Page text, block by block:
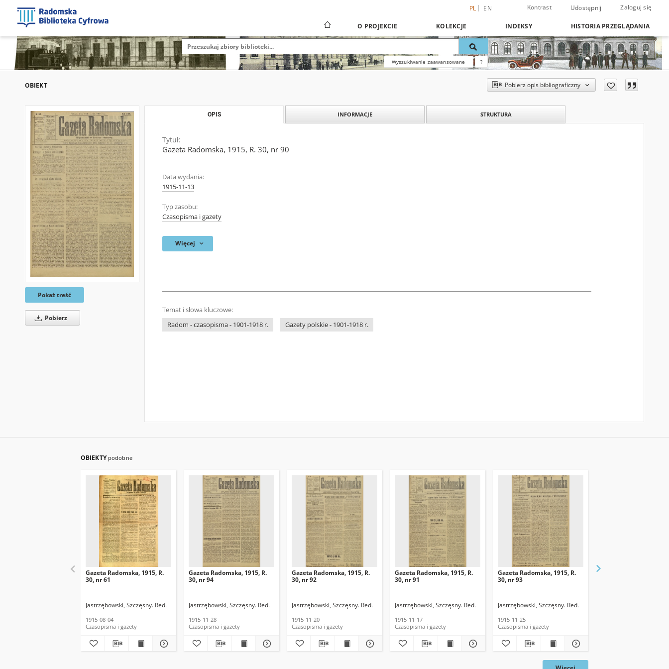
PL EN Kontrast Udostępnij Zaloguj się
O PROJEKCIE KOLEKCJE INDEKSY HISTORIA PRZEGLĄDANIA
Wyszukiwanie zaawansowane ?
OBIEKT Pobierz opis bibliograficzny
Pokaż treść
Pobierz
OPIS INFORMACJE STRUKTURA
Tytuł:
Gazeta Radomska, 1915, R. 30, nr 90
Data wydania:
1915-11-13
Typ zasobu:
Czasopisma i gazety
Więcej
Temat i słowa kluczowe:
Radom - czasopisma - 1901-1918 r.
Gazety polskie - 1901-1918 r.
OBIEKTY podobne
Gazeta Radomska, 1915, R.
30, nr 61
Jastrzębowski, Szczęsny. Red.
1915-08-04
Czasopisma i gazety
Gazeta Radomska, 1915, R.
30, nr 94
Jastrzębowski, Szczęsny. Red.
1915-11-28
Czasopisma i gazety
Gazeta Radomska, 1915, R.
30, nr 92
Jastrzębowski, Szczęsny. Red.
1915-11-20
Czasopisma i gazety
Gazeta Radomska, 1915, R.
30, nr 91
Jastrzębowski, Szczęsny. Red.
1915-11-17
Czasopisma i gazety
Gazeta Radomska, 1915, R.
30, nr 93
Jastrzębowski, Szczęsny. Red.
1915-11-25
Czasopisma i gazety